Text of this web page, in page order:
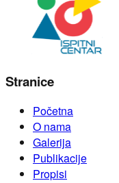
Stranice
Početna
O nama
Galerija
Publikacije
Propisi